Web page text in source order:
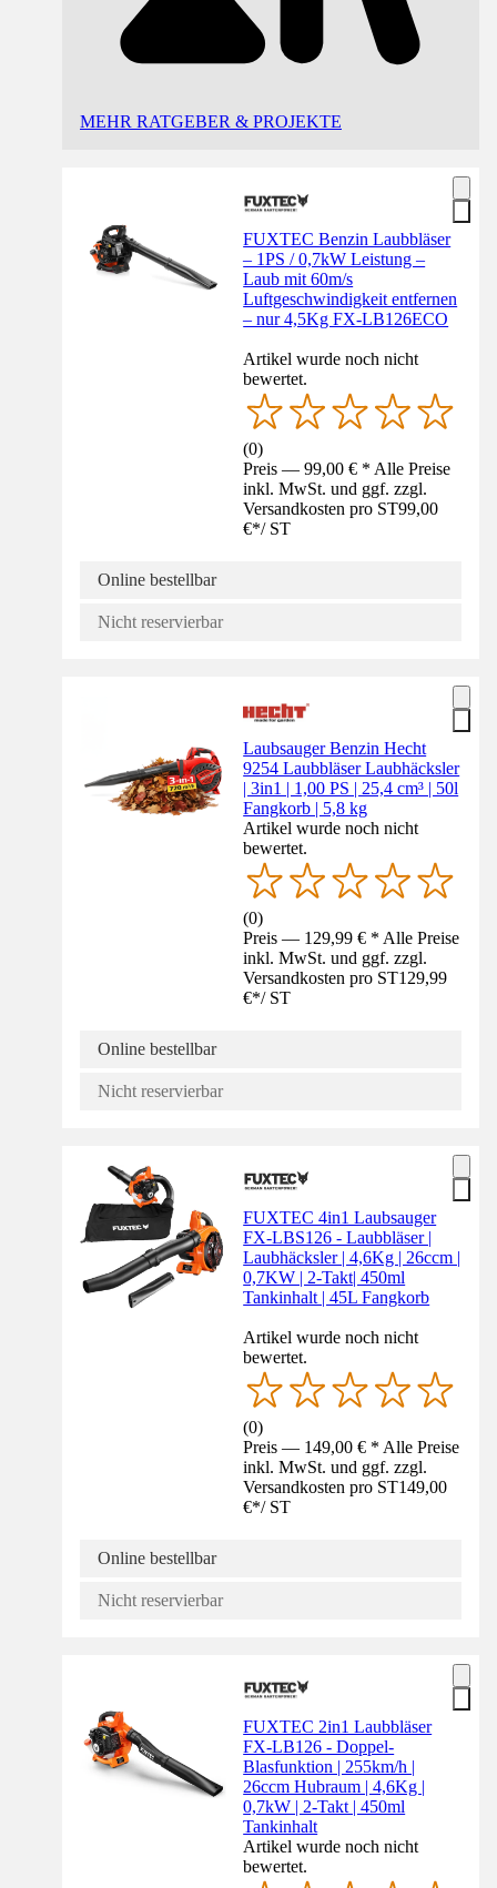
MEHR RATGEBER & PROJEKTE
FUXTEC Benzin Laubbläser
– 1PS / 0,7kW Leistung –
Laub mit 60m/s
Luftgeschwindigkeit entfernen
– nur 4,5Kg FX-LB126ECO
Artikel wurde noch nicht
bewertet.
(0)
Preis — 99,00 € * Alle Preise
inkl. MwSt. und ggf. zzgl.
Versandkosten pro ST99,00
€*/ ST
Online bestellbar
Nicht reservierbar
Laubsauger Benzin Hecht
9254 Laubbläser Laubhäcksler
| 3in1 | 1,00 PS | 25,4 cm³ | 50l
Fangkorb | 5,8 kg
Artikel wurde noch nicht
bewertet.
(0)
Preis — 129,99 € * Alle Preise
inkl. MwSt. und ggf. zzgl.
Versandkosten pro ST129,99
€*/ ST
Online bestellbar
Nicht reservierbar
FUXTEC 4in1 Laubsauger
FX-LBS126 - Laubbläser |
Laubhäcksler | 4,6Kg | 26ccm |
0,7KW | 2-Takt| 450ml
Tankinhalt | 45L Fangkorb
Artikel wurde noch nicht
bewertet.
(0)
Preis — 149,00 € * Alle Preise
inkl. MwSt. und ggf. zzgl.
Versandkosten pro ST149,00
€*/ ST
Online bestellbar
Nicht reservierbar
FUXTEC 2in1 Laubbläser
FX-LB126 - Doppel-
Blasfunktion | 255km/h |
26ccm Hubraum | 4,6Kg |
0,7kW | 2-Takt | 450ml
Tankinhalt
Artikel wurde noch nicht
bewertet.